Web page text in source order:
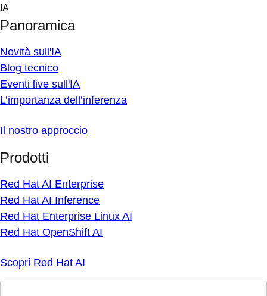
Skip
content
IA
Panoramica
Novità sull'IA
Blog tecnico
Eventi live sull'IA
L’importanza dell’inferenza
Il nostro approccio
Prodotti
Red Hat AI Enterprise
Red Hat AI Inference
Red Hat Enterprise Linux AI
Red Hat OpenShift AI
Scopri Red Hat AI